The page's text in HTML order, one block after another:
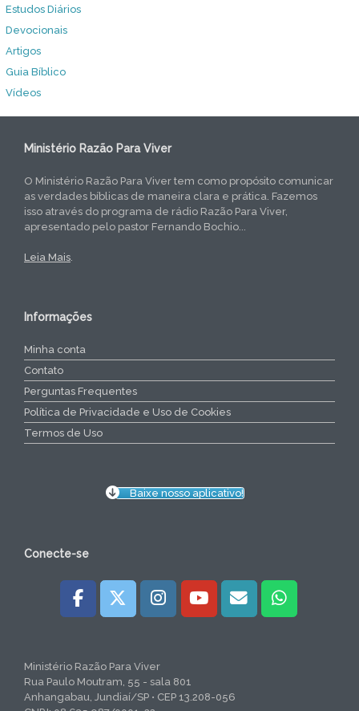
Estudos Diários
Devocionais
Artigos
Guia Bíblico
Vídeos
Ministério Razão Para Viver
O Ministério Razão Para Viver tem como propósito comunicar
as verdades bíblicas de maneira clara e prática. Fazemos
isso através do programa de rádio Razão Para Viver,
apresentado pelo pastor Fernando Bochio...
Leia Mais.
Informações
Minha conta
Contato
Perguntas Frequentes
Política de Privacidade e Uso de Cookies
Termos de Uso
Baixe nosso aplicativo!
Conecte-se
Ministério Razão Para Viver
Rua Paulo Moutram, 55 - sala 801
Anhangabau, Jundiaí/SP • CEP 13.208-056